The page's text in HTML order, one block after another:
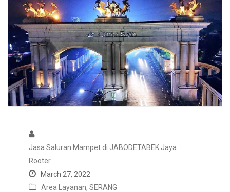
Jasa Saluran Mampet di JABODETABEK Jaya
Rooter
March 27, 2022
Area Layanan, SERANG